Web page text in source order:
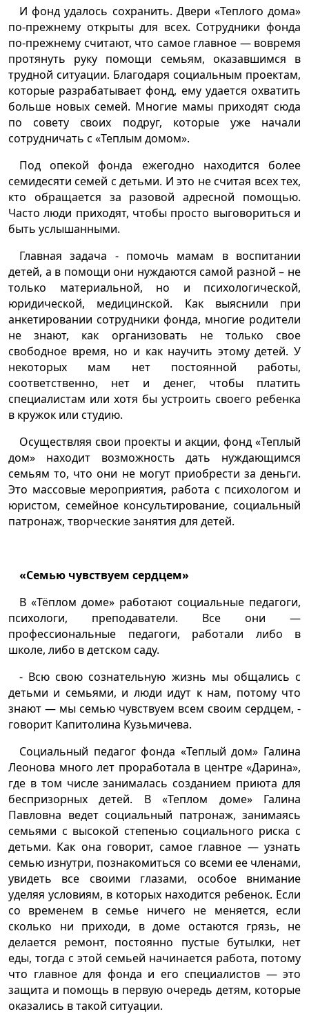
И фонд удалось сохранить. Двери «Теплого дома»
по-прежнему открыты для всех. Сотрудники фонда
по-прежнему считают, что самое главное — вовремя
протянуть руку помощи семьям, оказавшимся в
трудной ситуации. Благодаря социальным проектам,
которые разрабатывает фонд, ему удается охватить
больше новых семей. Многие мамы приходят сюда
по совету своих подруг, которые уже начали
сотрудничать с «Теплым домом».
Под опекой фонда ежегодно находится более
семидесяти семей с детьми. И это не считая всех тех,
кто обращается за разовой адресной помощью.
Часто люди приходят, чтобы просто выговориться и
быть услышанными.
Главная задача - помочь мамам в воспитании
детей, а в помощи они нуждаются самой разной – не
только материальной, но и психологической,
юридической, медицинской. Как выяснили при
анкетировании сотрудники фонда, многие родители
не знают, как организовать не только свое
свободное время, но и как научить этому детей. У
некоторых мам нет постоянной работы,
соответственно, нет и денег, чтобы платить
специалистам или хотя бы устроить своего ребенка
в кружок или студию.
Осуществляя свои проекты и акции, фонд «Теплый
дом» находит возможность дать нуждающимся
семьям то, что они не могут приобрести за деньги.
Это массовые мероприятия, работа с психологом и
юристом, семейное консультирование, социальный
патронаж, творческие занятия для детей.
«Семью чувствуем сердцем»
В «Тёплом доме» работают социальные педагоги,
психологи, преподаватели. Все они —
профессиональные педагоги, работали либо в
школе, либо в детском саду.
- Всю свою сознательную жизнь мы общались с
детьми и семьями, и люди идут к нам, потому что
знают — мы семью чувствуем всем своим сердцем, -
говорит Капитолина Кузьмичева.
Социальный педагог фонда «Теплый дом» Галина
Леонова много лет проработала в центре «Дарина»,
где в том числе занималась созданием приюта для
беспризорных детей. В «Теплом доме» Галина
Павловна ведет социальный патронаж, занимаясь
семьями с высокой степенью социального риска с
детьми. Как она говорит, самое главное — узнать
семью изнутри, познакомиться со всеми ее членами,
увидеть все своими глазами, особое внимание
уделяя условиям, в которых находится ребенок. Если
со временем в семье ничего не меняется, если
сколько ни приходи, в доме остаются грязь, не
делается ремонт, постоянно пустые бутылки, нет
еды, тогда с этой семьей начинается работа, потому
что главное для фонда и его специалистов — это
защита и помощь в первую очередь детям, которые
оказались в такой ситуации.